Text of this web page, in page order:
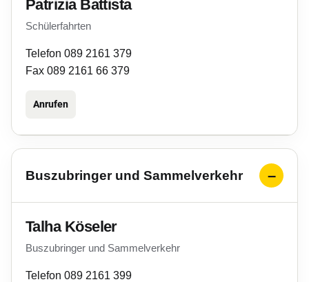
Patrizia Battista
Schülerfahrten
Telefon 089 2161 379
Fax 089 2161 66 379
Anrufen
Buszubringer und Sammelverkehr
Talha Köseler
Buszubringer und Sammelverkehr
Telefon 089 2161 399